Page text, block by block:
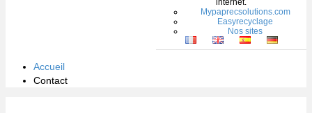
internet.
Mypaprecsolutions.com
Easyrecyclage
Nos sites
Accueil
Contact